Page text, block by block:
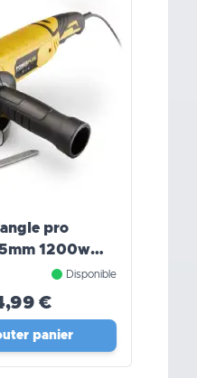
pro
1200w
Disponible
€
panier